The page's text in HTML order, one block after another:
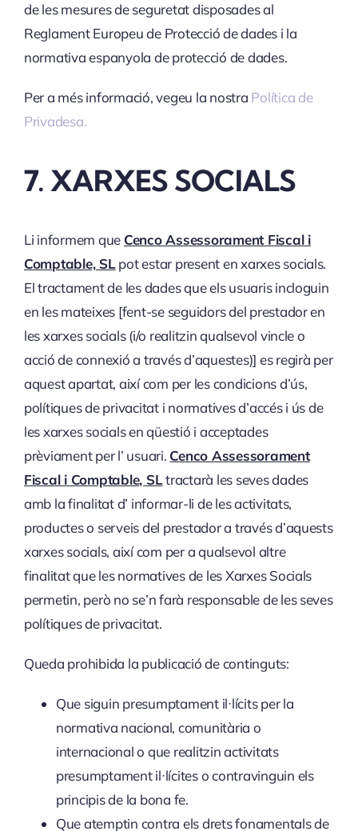
de les mesures de seguretat disposades al
Reglament Europeu de Protecció de dades i la
normativa espanyola de protecció de dades.
Per a més informació, vegeu la nostra Política de
Privadesa.
7. XARXES SOCIALS
Li informem que Cenco Assessorament Fiscal i
Comptable, SLpot estar present en xarxes socials.
El tractament de les dades que els usuaris incloguin
en les mateixes [fent-se seguidors del prestador en
les xarxes socials (i/o realitzin qualsevol vincle o
acció de connexió a través d’aquestes)] es regirà per
aquest apartat, així com per les condicions d’ús,
polítiques de privacitat i normatives d’accés i ús de
les xarxes socials en qüestió i acceptades
prèviament per l’ usuari. Cenco Assessorament
Fiscal i Comptable, SLtractarà les seves dades
amb la finalitat d’ informar-li de les activitats,
productes o serveis del prestador a través d’aquests
xarxes socials, així com per a qualsevol altre
finalitat que les normatives de les Xarxes Socials
permetin, però no se’n farà responsable de les seves
polítiques de privacitat.
Queda prohibida la publicació de continguts:
Que siguin presumptament il·lícits per la
normativa nacional, comunitària o
internacional o que realitzin activitats
presumptament il·lícites o contravinguin els
principis de la bona fe.
Que atemptin contra els drets fonamentals de